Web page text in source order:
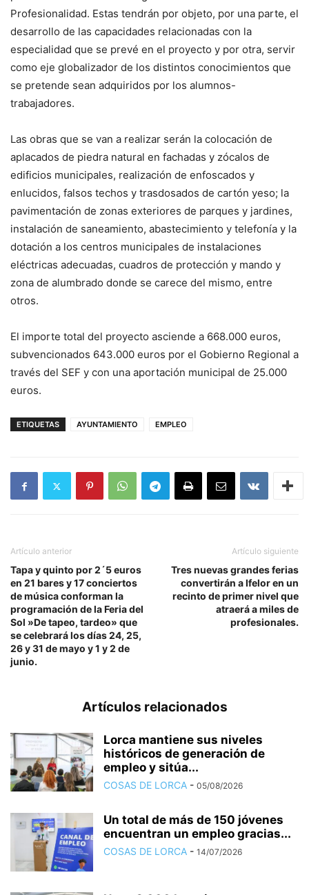
Profesionalidad. Estas tendrán por objeto, por una parte, el
desarrollo de las capacidades relacionadas con la
especialidad que se prevé en el proyecto y por otra, servir
como eje globalizador de los distintos conocimientos que
se pretende sean adquiridos por los alumnos-
trabajadores.
Las obras que se van a realizar serán la colocación de
aplacados de piedra natural en fachadas y zócalos de
edificios municipales, realización de enfoscados y
enlucidos, falsos techos y trasdosados de cartón yeso; la
pavimentación de zonas exteriores de parques y jardines,
instalación de saneamiento, abastecimiento y telefonía y la
dotación a los centros municipales de instalaciones
eléctricas adecuadas, cuadros de protección y mando y
zona de alumbrado donde se carece del mismo, entre
otros.
El importe total del proyecto asciende a 668.000 euros,
subvencionados 643.000 euros por el Gobierno Regional a
través del SEF y con una aportación municipal de 25.000
euros.
ETIQUETAS AYUNTAMIENTO EMPLEO
Artículo anterior
Tapa y quinto por 2´5 euros
en 21 bares y 17 conciertos
de música conforman la
programación de la Feria del
Sol »De tapeo, tardeo» que
se celebrará los días 24, 25,
26 y 31 de mayo y 1 y 2 de
junio.
Artículo siguiente
Tres nuevas grandes ferias
convertirán a Ifelor en un
recinto de primer nivel que
atraerá a miles de
profesionales.
Artículos relacionados
Lorca mantiene sus niveles
históricos de generación de
empleo y sitúa...
COSAS DE LORCA - 05/08/2026
Un total de más de 150 jóvenes
encuentran un empleo gracias...
COSAS DE LORCA - 14/07/2026